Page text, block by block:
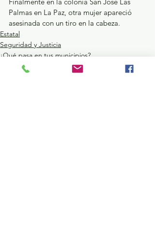
Palmas en La Paz, otra mujer apareció
asesinada con un tiro en la cabeza.
Estatal
Seguridad y Justicia
¿Qué pasa en tus municipios?